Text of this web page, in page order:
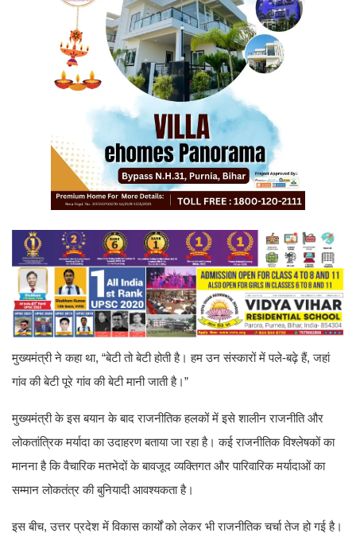
मुख्यमंत्री ने कहा था, “बेटी तो बेटी होती है। हम उन संस्कारों में पले-बढ़े हैं, जहां
गांव की बेटी पूरे गांव की बेटी मानी जाती है।”
मुख्यमंत्री के इस बयान के बाद राजनीतिक हलकों में इसे शालीन राजनीति और
लोकतांत्रिक मर्यादा का उदाहरण बताया जा रहा है। कई राजनीतिक विश्लेषकों का
मानना है कि वैचारिक मतभेदों के बावजूद व्यक्तिगत और पारिवारिक मर्यादाओं का
सम्मान लोकतंत्र की बुनियादी आवश्यकता है।
इस बीच, उत्तर प्रदेश में विकास कार्यों को लेकर भी राजनीतिक चर्चा तेज हो गई है।